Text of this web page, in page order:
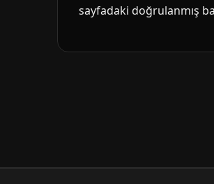
sayfadaki doğrulanmış